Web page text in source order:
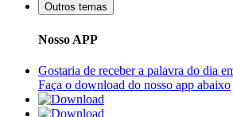
Outros temas
Nosso APP
Gostaria de receber a palavra do dia
Faça o download do nosso app abaixo